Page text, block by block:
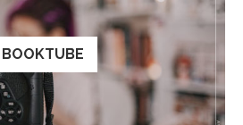
BOOKTUBE